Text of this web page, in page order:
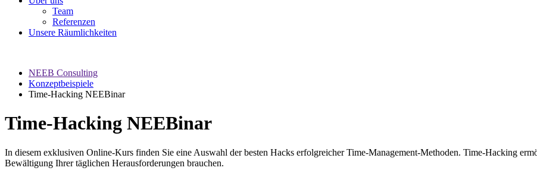
Team
Referenzen
Unsere Räumlichkeiten
NEEB Consulting
Konzeptbeispiele
Time-Hacking NEEBinar
Time-Hacking NEEBinar
In diesem exklusiven Online-Kurs finden Sie eine Auswahl der besten Hacks erfolgreicher Time-Management-Methoden. Time-Hacking
Bewältigung Ihrer täglichen Herausforderungen brauchen.